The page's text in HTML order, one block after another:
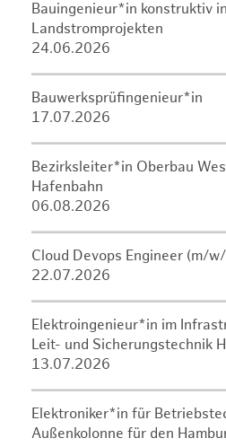
Bauingenieur*in konstruktiv in
Landstromprojekten
24.06.2026
Bauwerksprüfingenieur*in
17.07.2026
Bezirksleiter*in Oberbau
Hafenbahn
06.08.2026
Cloud Devops Engineer (m/
22.07.2026
Elektroingenieur*in im
Leit- und Sicherungstechnik
13.07.2026
Elektroniker*in für
Außenkolonne für den